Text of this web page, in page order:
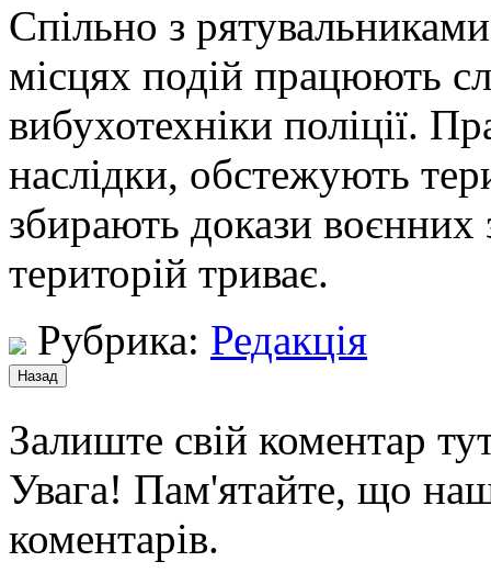
Спільно з
місцях подій працюють
вибухотехніки поліції.
наслідки, обстежують
збирають докази
територій триває.
Рубрика: Редакція
Залиште свій коментар
Увага! Пам'ятайте, що
коментарів.